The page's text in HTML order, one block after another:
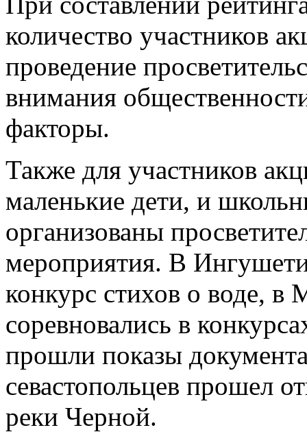
количество участников
проведение
внимания
факторы.
Также для участников
маленькие дети, и
организованы
мероприятия. В
конкурс стихов о воде, в
соревновались в
прошли показы
севастопольцев прошел
реки Черной.